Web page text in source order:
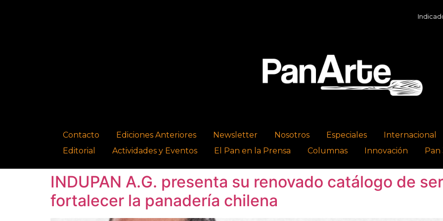
Indicadores
Contacto Ediciones Anteriores Newsletter Nosotros Especiales Internacional
Editorial
Actividades y Eventos El Pan en la Prensa Columnas Innovación Pan
INDUPAN A.G. presenta su renovado catálogo de
fortalecer la panadería chilena